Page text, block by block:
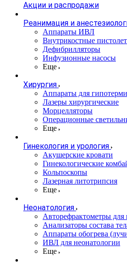
Акции и распродажи
Реанимация и
Аппараты ИВЛ
Внутрикостные
Дефибрилляторы
Инфузионные насосы
Еще
Хирургия
Аппараты для
Лазеры хирургические
Морцелляторы
Операционные
Еще
Гинекология и урология
Акушерские кровати
Гинекологические
Кольпоскопы
Лазерная литотрипсия
Еще
Неонатология
Авторефрактометры для
Анализаторы состава
Аппараты обогрева
ИВЛ для неонатологии
Еще